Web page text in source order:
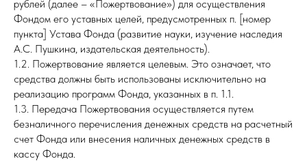
рублей (далее – «Пожертвование») для осуществления
Фондом его уставных целей, предусмотренных п. [номер
пункта] Устава Фонда (развитие науки, изучение наследия
А.С. Пушкина, издательская деятельность).
1.2. Пожертвование является целевым. Это означает, что
средства должны быть использованы исключительно на
реализацию программ Фонда, указанных в п. 1.1.
1.3. Передача Пожертвования осуществляется путем
безналичного перечисления денежных средств на расчетный
счет Фонда или внесения наличных денежных средств в
кассу Фонда.